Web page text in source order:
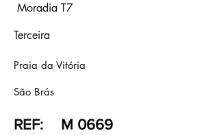
Moradia T7
Terceira
Praia da Vitória
São Brás
REF: M 0669